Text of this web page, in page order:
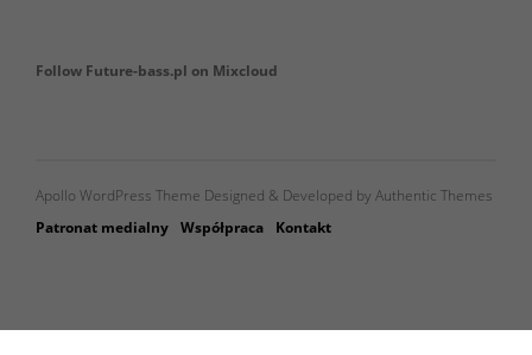
Follow Future-bass.pl on Mixcloud
Apollo WordPress Theme Designed & Developed by Authentic Themes
Patronat medialny Współpraca Kontakt